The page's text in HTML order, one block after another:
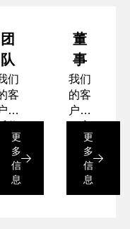
团
队
整
合
们
客
最
购了
一家
英国
公司
更
多
信
息
董
事
会
评
估
我们
的客
户是
上市
资产
管理
公
更
多
信
息